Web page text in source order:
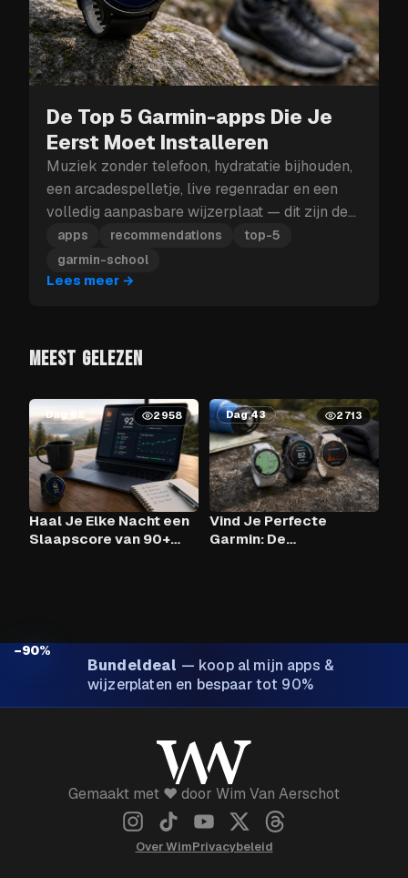
De Top 5 Garmin-apps Die Je
Eerst Moet Installeren
Muziek zonder telefoon, hydratatie bijhouden,
een arcadespelletje, live regenradar en een
volledig aanpasbare wijzerplaat — dit zijn de
vijf Garmin-apps die je eerst moet installeren.
apps recommendations
top-5
garmin-school
Lees meer →
MEEST GELEZEN
Dag 62 2958
Haal Je Elke Nacht een
Slaapscore van 90+
Dag 43 2713
Vind Je Perfecte
Garmin: De
−90%
Bundeldeal — koop al mijn apps &
wijzerplaten en bespaar tot 90%
Gemaakt met ❤️ door Wim Van Aerschot
Over WimPrivacybeleid